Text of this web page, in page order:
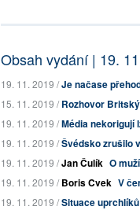
Obsah vydání | 19.
19. 11. 2019 /Je načase
15. 11. 2019 /Rozhovor
19. 11. 2019 /Média nekorigují
19. 11. 2019 /Švédsko zrušilo
19. 11. 2019 /Jan Čulík O
19. 11. 2019 /Boris Cvek V
19. 11. 2019 /Situace